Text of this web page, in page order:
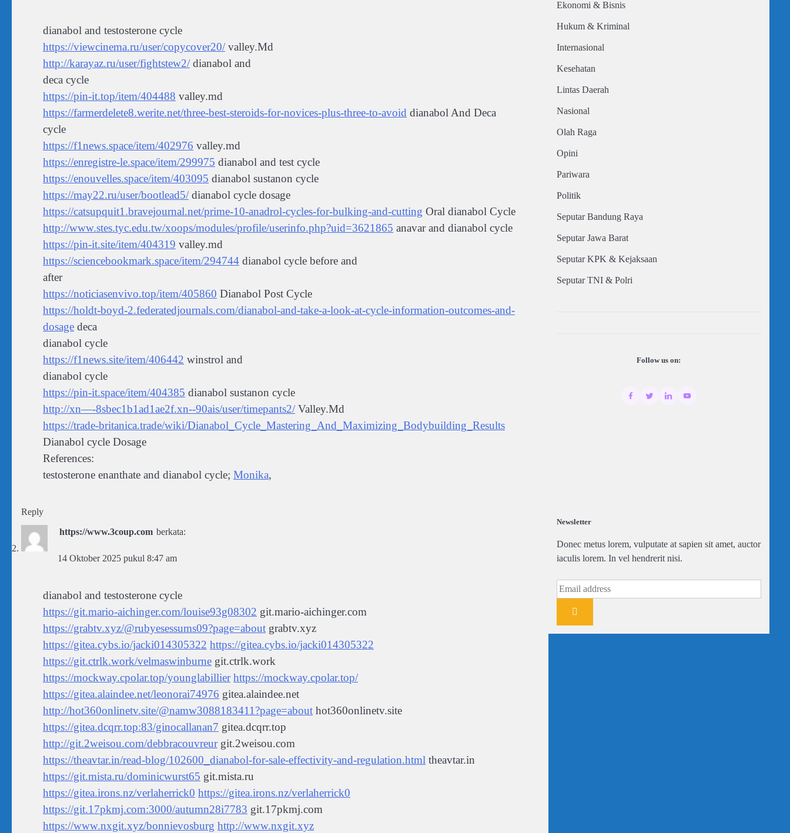
dianabol and testosterone cycle
https://viewcinema.ru/user/copycover20/ valley.Md
http://karayaz.ru/user/fightstew2/ dianabol and
deca cycle
https://pin-it.top/item/404488 valley.md
https://farmerdelete8.werite.net/three-best-steroids-for-novices-plus-three-to-avoid dianabol And Deca
cycle
https://f1news.space/item/402976 valley.md
https://enregistre-le.space/item/299975 dianabol and test cycle
https://enouvelles.space/item/403095 dianabol sustanon cycle
https://may22.ru/user/bootlead5/ dianabol cycle dosage
https://catsupquit1.bravejournal.net/prime-10-anadrol-cycles-for-bulking-and-cutting Oral dianabol Cycle
http://www.stes.tyc.edu.tw/xoops/modules/profile/userinfo.php?uid=3621865 anavar and dianabol cycle
https://pin-it.site/item/404319 valley.md
https://sciencebookmark.space/item/294744 dianabol cycle before and
after
https://noticiasenvivo.top/item/405860 Dianabol Post Cycle
https://holdt-boyd-2.federatedjournals.com/dianabol-and-take-a-look-at-cycle-information-outcomes-and-
dosage deca
dianabol cycle
https://f1news.site/item/406442 winstrol and
dianabol cycle
https://pin-it.space/item/404385 dianabol sustanon cycle
http://xn—-8sbec1b1ad1ae2f.xn--90ais/user/timepants2/ Valley.Md
https://trade-britanica.trade/wiki/Dianabol_Cycle_Mastering_And_Maximizing_Bodybuilding_Results
Dianabol cycle Dosage
References:
testosterone enanthate and dianabol cycle; Monika,
Reply
https://www.3coup.com berkata:
14 Oktober 2025 pukul 8:47 am
dianabol and testosterone cycle
https://git.mario-aichinger.com/louise93g08302 git.mario-aichinger.com
https://grabtv.xyz/@rubyesessums09?page=about grabtv.xyz
https://gitea.cybs.io/jacki014305322 https://gitea.cybs.io/jacki014305322
https://git.ctrlk.work/velmaswinburne git.ctrlk.work
https://mockway.cpolar.top/younglabillier https://mockway.cpolar.top/
https://gitea.alaindee.net/leonorai74976 gitea.alaindee.net
http://hot360onlinetv.site/@namw3088183411?page=about hot360onlinetv.site
https://gitea.dcqrr.top:83/ginocallanan7 gitea.dcqrr.top
http://git.2weisou.com/debbracouvreurgit.2weisou.com
https://theavtar.in/read-blog/102600_dianabol-for-sale-effectivity-and-regulation.html theavtar.in
https://git.mista.ru/dominicwurst65 git.mista.ru
https://gitea.irons.nz/verlaherrick0 https://gitea.irons.nz/verlaherrick0
https://git.17pkmj.com:3000/autumn28i7783 git.17pkmj.com
https://www.nxgit.xyz/bonnievosburg http://www.nxgit.xyz
Ekonomi & Bisnis
Hukum & Kriminal
Internasional
Kesehatan
Lintas Daerah
Nasional
Olah Raga
Opini
Pariwara
Politik
Seputar Bandung Raya
Seputar Jawa Barat
Seputar KPK & Kejaksaan
Seputar TNI & Polri
Follow us on:
Newsletter
Donec metus lorem, vulputate at sapien sit amet, auctor
iaculis lorem. In vel hendrerit nisi.